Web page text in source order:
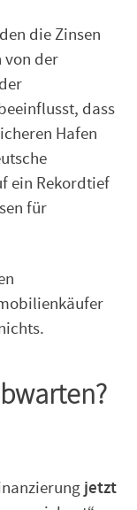
die Zinsen
der
dass
Hafen
ein Rekordtief
für
jetzt